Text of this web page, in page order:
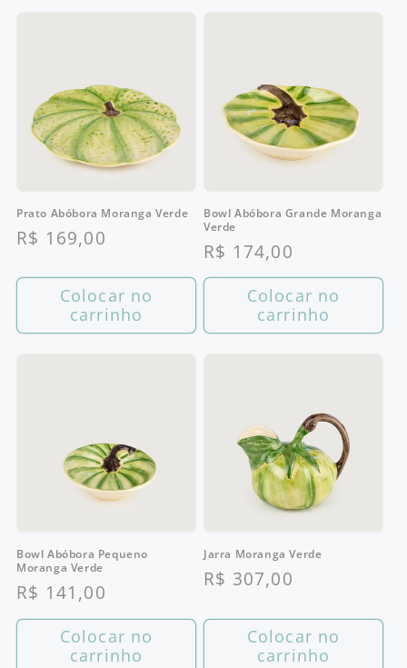
Prato Abóbora Moranga Verde
Preço
R$ 169,00
Colocar no
carrinho
Bowl Abóbora Grande Moranga
Verde
Preço
normal
R$ 174,00
Colocar no
carrinho
Bowl Abóbora Pequeno
Moranga Verde
Preço
normal
R$ 141,00
Colocar no
carrinho
Jarra Moranga Verde
Preço
R$ 307,00
Colocar no
carrinho